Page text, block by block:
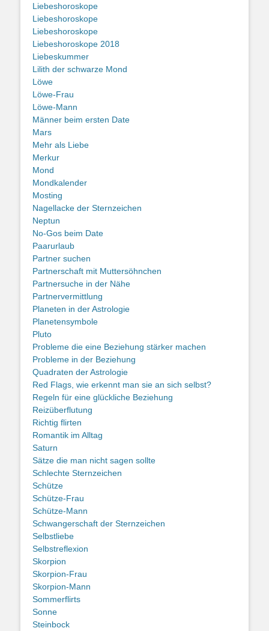
Liebeshoroskope
Liebeshoroskope
Liebeshoroskope
Liebeshoroskope 2018
Liebeskummer
Lilith der schwarze Mond
Löwe
Löwe-Frau
Löwe-Mann
Männer beim ersten Date
Mars
Mehr als Liebe
Merkur
Mond
Mondkalender
Mosting
Nagellacke der Sternzeichen
Neptun
No-Gos beim Date
Paarurlaub
Partner suchen
Partnerschaft mit Muttersöhnchen
Partnersuche in der Nähe
Partnervermittlung
Planeten in der Astrologie
Planetensymbole
Pluto
Probleme die eine Beziehung stärker machen
Probleme in der Beziehung
Quadraten der Astrologie
Red Flags, wie erkennt man sie an sich selbst?
Regeln für eine glückliche Beziehung
Reizüberflutung
Richtig flirten
Romantik im Alltag
Saturn
Sätze die man nicht sagen sollte
Schlechte Sternzeichen
Schütze
Schütze-Frau
Schütze-Mann
Schwangerschaft der Sternzeichen
Selbstliebe
Selbstreflexion
Skorpion
Skorpion-Frau
Skorpion-Mann
Sommerflirts
Sonne
Steinbock